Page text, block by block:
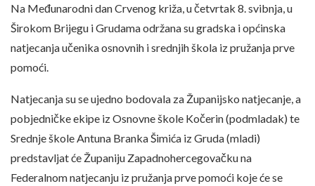
Na Međunarodni dan Crvenog križa, u četvrtak 8. svibnja, u
Širokom Brijegu i Grudama održana su gradska i općinska
natjecanja učenika osnovnih i srednjih škola iz pružanja prve
pomoći.
Natjecanja su se ujedno bodovala za Županijsko natjecanje, a
pobjedničke ekipe iz Osnovne škole Kočerin (podmladak) te
Srednje škole Antuna Branka Šimića iz Gruda (mladi)
predstavljat će Županiju Zapadnohercegovačku na
Federalnom natjecanju iz pružanja prve pomoći koje će se